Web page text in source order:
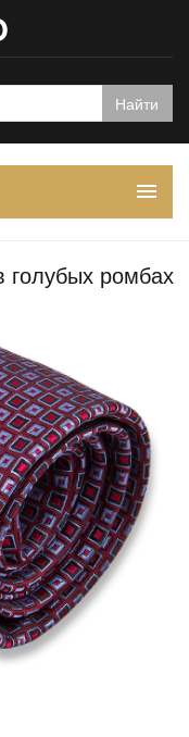
голубых ромбах